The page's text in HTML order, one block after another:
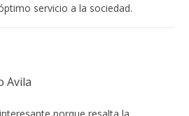
servicio a la sociedad.
Avila